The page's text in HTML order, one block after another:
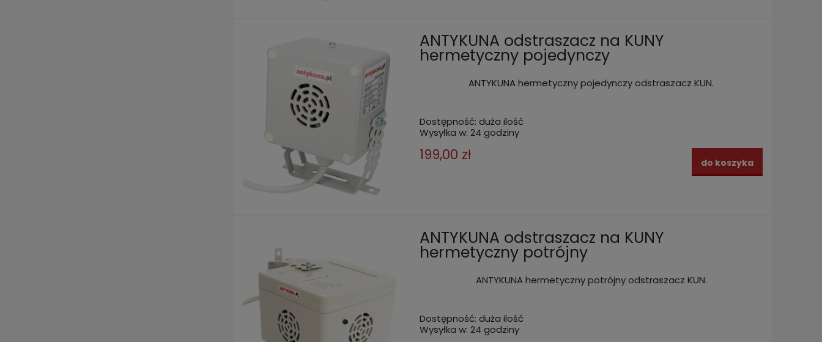
ANTYKUNA odstraszacz na KUNY
hermetyczny pojedynczy
ANTYKUNA hermetyczny pojedynczy odstraszacz KUN.
Dostępność: duża ilość
Wysyłka w: 24 godziny
199,00 zł do koszyka
ANTYKUNA odstraszacz na KUNY
hermetyczny potrójny
ANTYKUNA hermetyczny potrójny odstraszacz KUN.
Dostępność: duża ilość
Wysyłka w: 24 godziny